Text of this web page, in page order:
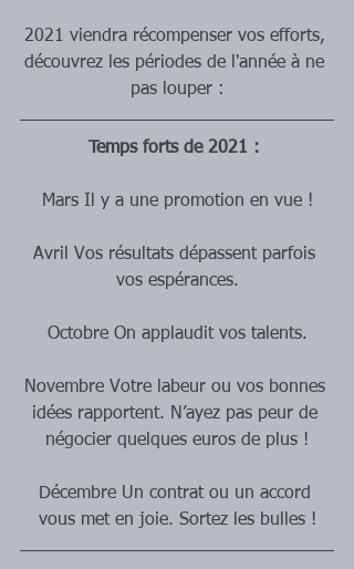
2021 viendra récompenser vos efforts,
découvrez les périodes de l'année à ne
pas louper :
Temps forts de 2021 :
Mars Il y a une promotion en vue !
Avril Vos résultats dépassent parfois
vos espérances.
Octobre On applaudit vos talents.
Novembre Votre labeur ou vos bonnes
idées rapportent. N’ayez pas peur de
négocier quelques euros de plus !
Décembre Un contrat ou un accord
vous met en joie. Sortez les bulles !